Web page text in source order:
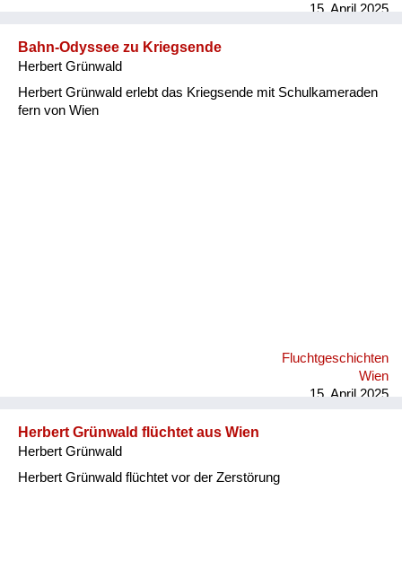
Wohnen
15. April 2025
Bahn-Odyssee zu Kriegsende
Herbert Grünwald
Herbert Grünwald erlebt das Kriegsende mit Schulkameraden
fern von Wien
Fluchtgeschichten
Wien
15. April 2025
Herbert Grünwald flüchtet aus Wien
Herbert Grünwald
Herbert Grünwald flüchtet vor der Zerstörung